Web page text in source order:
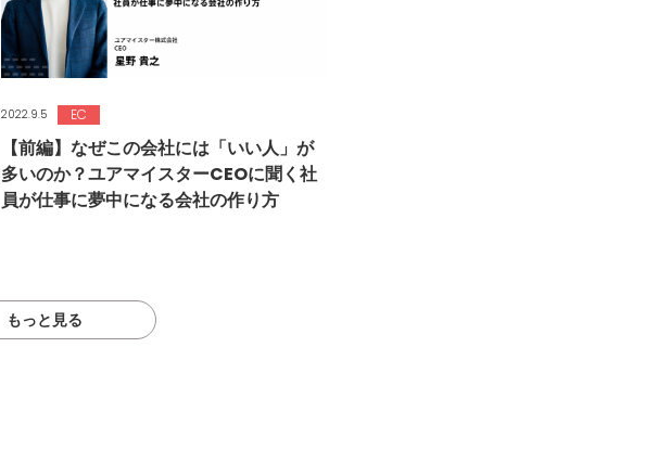
2022.9.5 EC
【前編】なぜこの会社には「いい人」が
多いのか？ユアマイスターCEOに聞く社
員が仕事に夢中になる会社の作り方
もっと見る